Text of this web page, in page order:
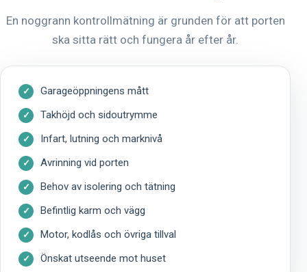
En noggrann kontrollmätning är grunden för att porten
ska sitta rätt och fungera år efter år.
Garageöppningens mått
Takhöjd och sidoutrymme
Infart, lutning och marknivå
Avrinning vid porten
Behov av isolering och tätning
Befintlig karm och vägg
Motor, kodlås och övriga tillval
Önskat utseende mot huset